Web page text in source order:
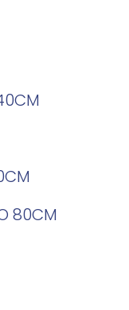
80CM